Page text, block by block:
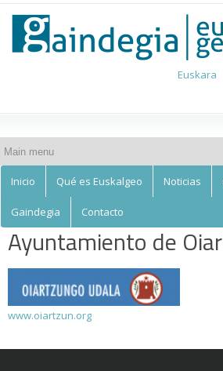
main
content
Euskalgeo
Euskara
Inicio Qué es Euskalgeo Noticias
Gaindegia Contacto
Ayuntamiento de
www.oiartzun.org